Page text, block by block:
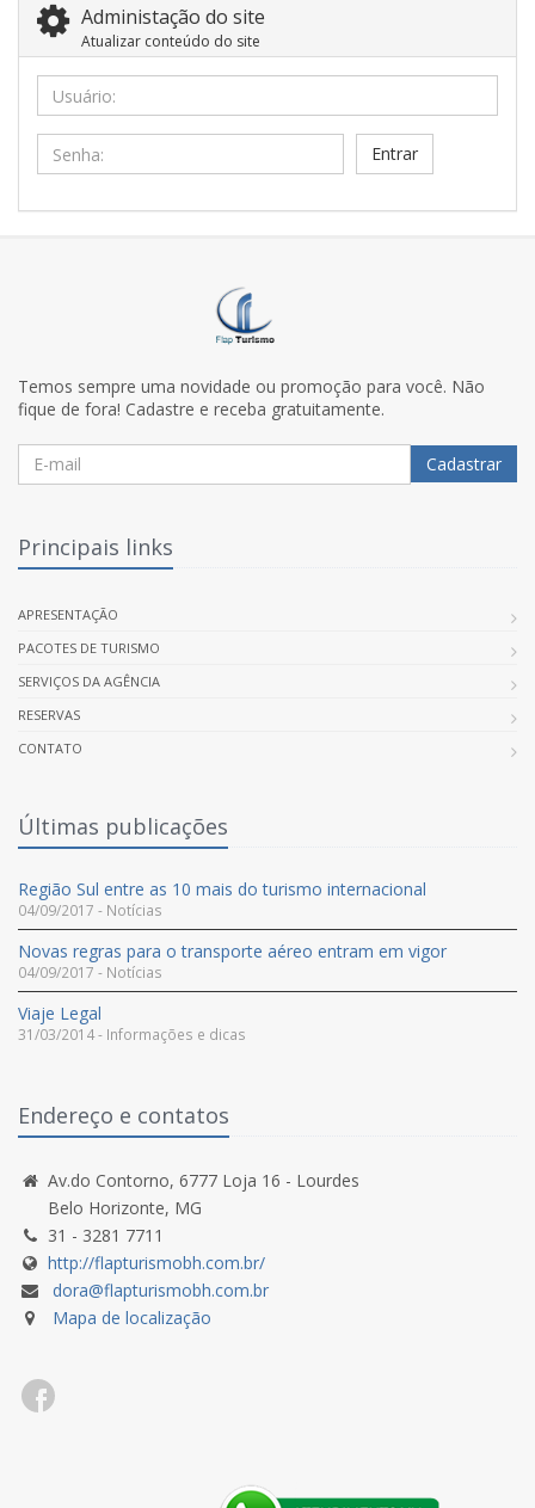
Administação do site
Atualizar conteúdo do site
Usuário:
Senha:
Temos sempre uma novidade ou promoção para você. Não
fique de fora! Cadastre e receba gratuitamente.
Cadastrar
Principais links
APRESENTAÇÃO
PACOTES DE TURISMO
SERVIÇOS DA AGÊNCIA
RESERVAS
CONTATO
Últimas publicações
Região Sul entre as 10 mais do turismo internacional
04/09/2017 - Notícias
Novas regras para o transporte aéreo entram em vigor
04/09/2017 - Notícias
Viaje Legal
31/03/2014 - Informações e dicas
Endereço e contatos
Av.do Contorno, 6777 Loja 16 - Lourdes
Belo Horizonte, MG
31 - 3281 7711
http://flapturismobh.com.br/
dora@flapturismobh.com.br
Mapa de localização